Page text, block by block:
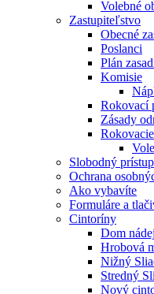
Volebné
Zastupiteľstvo
Obecné
Poslanci
Plán
Komisie
Rokovací
Zásady
Slobodný
Ochrana
Ako vybavíte
Formuláre a
Cintoríny
Dom
Hrobová
Nižný
Stredný
Nový